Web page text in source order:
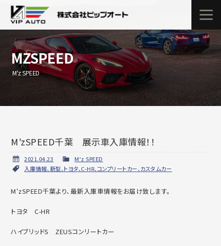
MZSPEED
M'z SPEED
M’zSPEED千葉 展示車入庫情報！！
2021.04.23
M'z SPEED
入庫情報、新型、トヨタ、C-HR、コンプリートカー、カスタムカー
M’zSPEED千葉より、最新入庫車情報をお届け致します。
トヨタ C-HR
ハイブリッドS ZEUSコンリートカー